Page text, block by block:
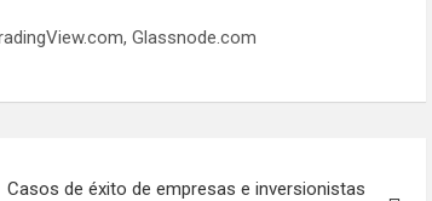
Glassnode.com
Casos de éxito de empresas e inversionistas